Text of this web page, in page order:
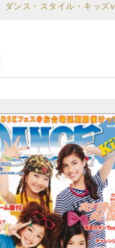
ダンス・スタイル・キッズ